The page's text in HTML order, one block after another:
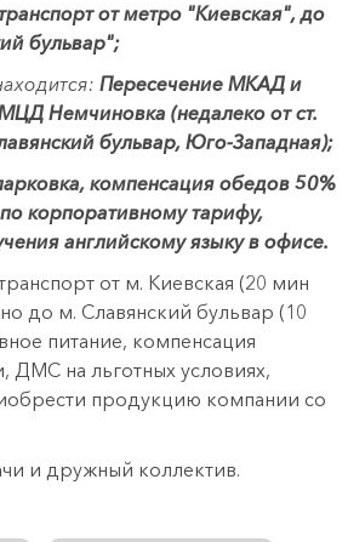
от метро "Киевская", до
бульвар";
Пересечение МКАД и
Немчиновка (недалеко от ст.
бульвар, Юго-Западная);
компенсация обедов 50%
корпоративному тарифу,
английскому языку в офисе.
от м. Киевская (20 мин
до м. Славянский бульвар (10
питание, компенсация
ДМС на льготных условиях,
продукцию компании со
и дружный коллектив.